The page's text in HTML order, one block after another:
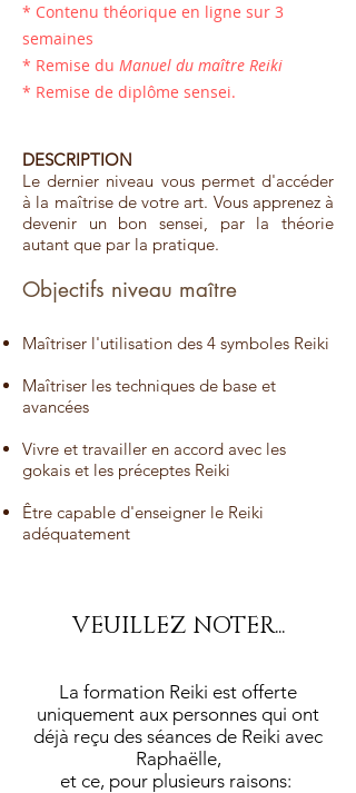
* Contenu théorique en ligne sur 3
semaines
* Remise du Manuel du maître Reiki
* Remise de diplôme sensei.
DESCRIPTION
Le dernier niveau vous permet d'accéder
à la maîtrise de votre art. Vous apprenez à
devenir un bon sensei, par la théorie
autant que par la pratique.
Objectifs niveau maître
Maîtriser l'utilisation des 4 symboles Reiki
Maîtriser les techniques de base et
avancées
Vivre et travailler en accord avec les
gokais et les préceptes Reiki
Être capable d'enseigner le Reiki
adéquatement
VEUILLEZ NOTER...
La formation Reiki est offerte
uniquement aux personnes qui ont
déjà reçu des séances de Reiki avec
Raphaëlle,
et ce, pour plusieurs raisons: